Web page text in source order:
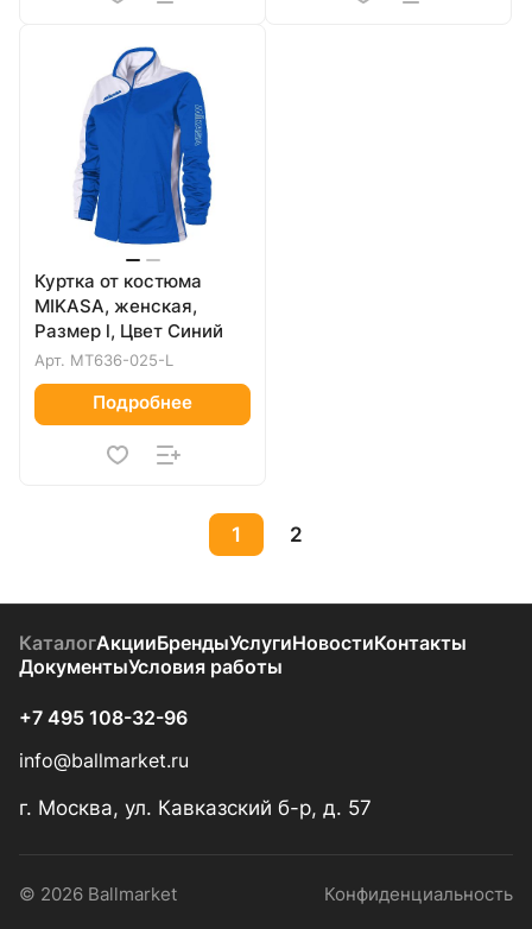
Куртка от костюма
MIKASA, женская,
Размер l, Цвет Синий
Арт. MT636-025-L
Подробнее
1 2
КаталогАкцииБрендыУслугиНовостиКонтакты
ДокументыУсловия работы
+7 495 108-32-96
info@ballmarket.ru
г. Москва, ул. Кавказский б-р, д. 57
© 2026 Ballmarket Конфиденциальность